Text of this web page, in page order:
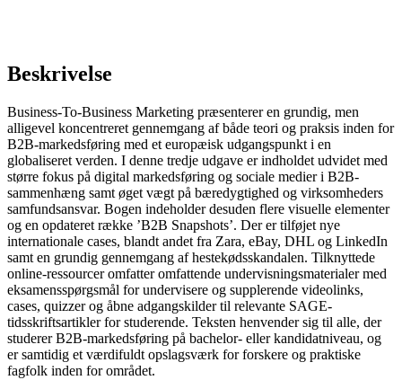
Beskrivelse
Business-To-Business Marketing præsenterer en grundig, men
alligevel koncentreret gennemgang af både teori og praksis inden for
B2B-markedsføring med et europæisk udgangspunkt i en
globaliseret verden. I denne tredje udgave er indholdet udvidet med
større fokus på digital markedsføring og sociale medier i B2B-
sammenhæng samt øget vægt på bæredygtighed og virksomheders
samfundsansvar. Bogen indeholder desuden flere visuelle elementer
og en opdateret række ’B2B Snapshots’. Der er tilføjet nye
internationale cases, blandt andet fra Zara, eBay, DHL og LinkedIn
samt en grundig gennemgang af hestekødsskandalen. Tilknyttede
online-ressourcer omfatter omfattende undervisningsmaterialer med
eksamensspørgsmål for undervisere og supplerende videolinks,
cases, quizzer og åbne adgangskilder til relevante SAGE-
tidsskriftsartikler for studerende. Teksten henvender sig til alle, der
studerer B2B-markedsføring på bachelor- eller kandidatniveau, og
er samtidig et værdifuldt opslagsværk for forskere og praktiske
fagfolk inden for området.